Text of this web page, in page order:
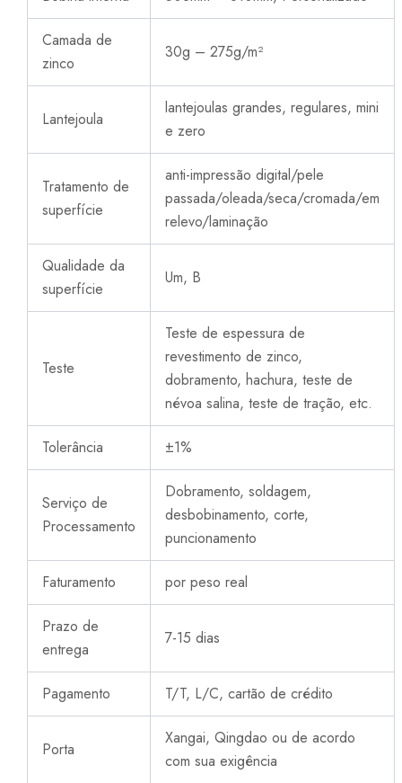
Camada de
zinco
30g – 275g/m²
Lantejoula
lantejoulas grandes, regulares, mini
e zero
Tratamento de
superfície
anti-impressão digital/pele
passada/oleada/seca/cromada/em
relevo/laminação
Qualidade da
superfície
Um, B
Teste
Teste de espessura de
revestimento de zinco,
dobramento, hachura, teste de
névoa salina, teste de tração, etc.
Tolerância ±1%
Serviço de
Processamento
Dobramento, soldagem,
desbobinamento, corte,
puncionamento
Faturamento por peso real
Prazo de
entrega
7-15 dias
Pagamento T/T, L/C, cartão de crédito
Porta
Xangai, Qingdao ou de acordo
com sua exigência